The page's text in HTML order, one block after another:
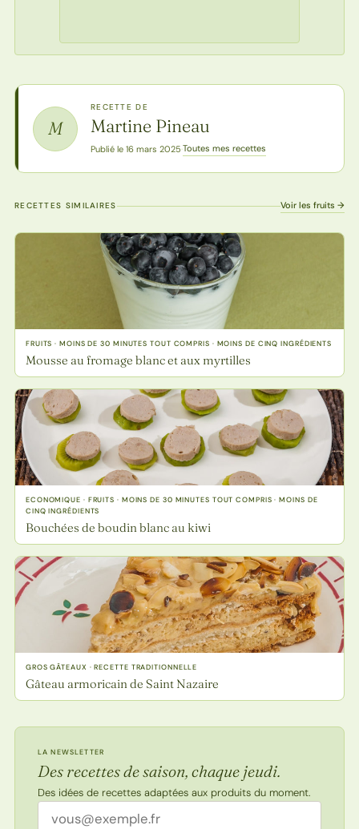
M
RECETTE DE
Martine Pineau
Publié le 16 mars 2025·Toutes mes recettes
RECETTES SIMILAIRES Voir les fruits →
FRUITS · MOINS DE 30 MINUTES TOUT COMPRIS · MOINS DE CINQ INGRÉDIENTS
Mousse au fromage blanc et aux myrtilles
ECONOMIQUE · FRUITS · MOINS DE 30 MINUTES TOUT COMPRIS · MOINS DE
CINQ INGRÉDIENTS
Bouchées de boudin blanc au kiwi
GROS GÂTEAUX · RECETTE TRADITIONNELLE
Gâteau armoricain de Saint Nazaire
LA NEWSLETTER
Des recettes de saison, chaque jeudi.
Des idées de recettes adaptées aux produits du moment.
Adresse email